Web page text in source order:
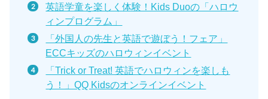
英語学童を楽しく体験！Kids Duoの「ハロウ
ィンプログラム」
「外国人の先生と英語で遊ぼう！フェア」
ECCキッズのハロウィンイベント
「Trick or Treat! 英語でハロウィンを楽しも
う！」QQ Kidsのオンラインイベント